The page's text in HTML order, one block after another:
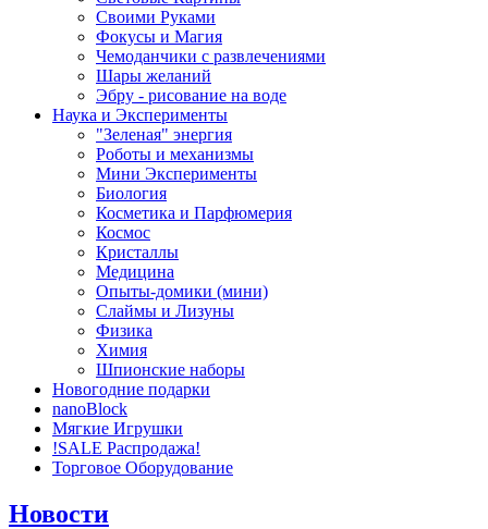
Своими Руками
Фокусы и Магия
Чемоданчики с развлечениями
Шары желаний
Эбру - рисование на воде
Наука и Эксперименты
"Зеленая" энергия
Роботы и механизмы
Мини Эксперименты
Биология
Косметика и Парфюмерия
Космос
Кристаллы
Медицина
Опыты-домики (мини)
Слаймы и Лизуны
Физика
Химия
Шпионские наборы
Новогодние подарки
nanoBlock
Мягкие Игрушки
!SALE Распродажа!
Торговое Оборудование
Новости